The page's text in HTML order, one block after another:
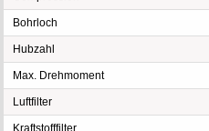
Bohrloch
Hubzahl
Max. Drehmoment
Luftfilter
Kraftstofffilter